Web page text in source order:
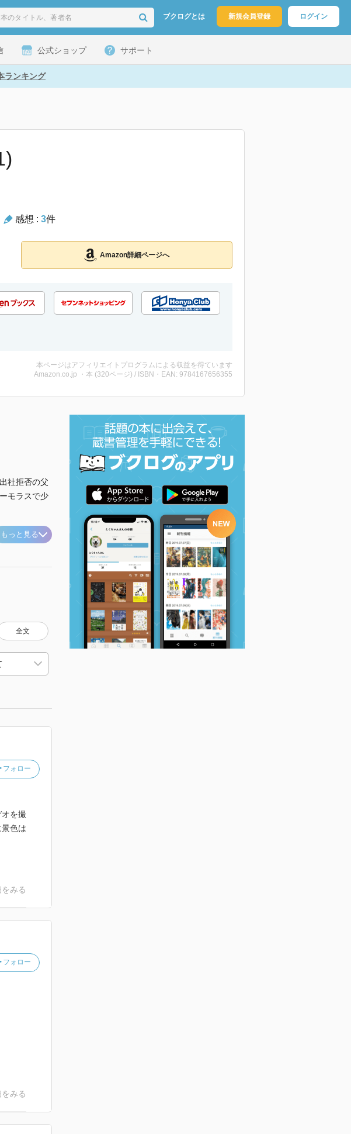
ブクログとは 新規会員登録 ログイン
公式ショップ サポート
ランキング
感想 : 3件
Amazon詳細ページへ
本ページはアフィリエイトプログラムによる収益を得ています
Amazon.co.jp ・本 (320ページ) / ISBN・EAN: 9784167656355
社拒否の父
モラスで少
もっと見る
全文
フォロー
を撮
色は
みる
フォロー
みる